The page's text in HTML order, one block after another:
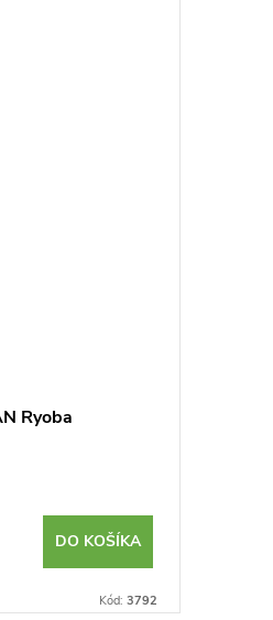
Ryoba
DO KOŠÍKA
Kód: 3792